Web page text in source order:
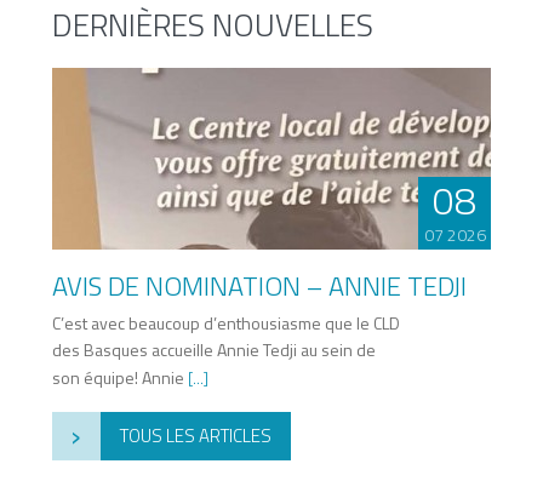
DERNIÈRES NOUVELLES
08
07 2026
AVIS DE NOMINATION – ANNIE TEDJI
C’est avec beaucoup d’enthousiasme que le CLD
des Basques accueille Annie Tedji au sein de
son équipe! Annie [...]
› TOUS LES ARTICLES